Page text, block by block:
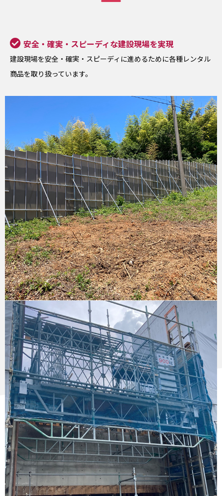
安全・確実・スピーディな建設現場を実現
建設現場を安全・確実・スピーディに進めるために各種レンタル
商品を取り扱っています。